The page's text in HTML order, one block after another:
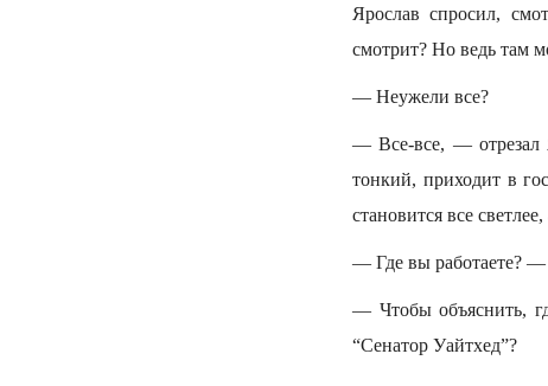
Ярослав спросил,
смотрит? Но ведь там
— Неужели все?
— Все-все, — отрезал
тонкий, приходит в
становится все
— Где вы работаете? —
— Чтобы объяснить,
“Сенатор Уайтхед”?